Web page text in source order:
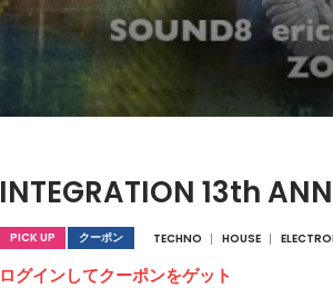
INTEGRATION 13th
PICK UP クーポン TECHNO HOUSE
ログインしてクーポンをゲット